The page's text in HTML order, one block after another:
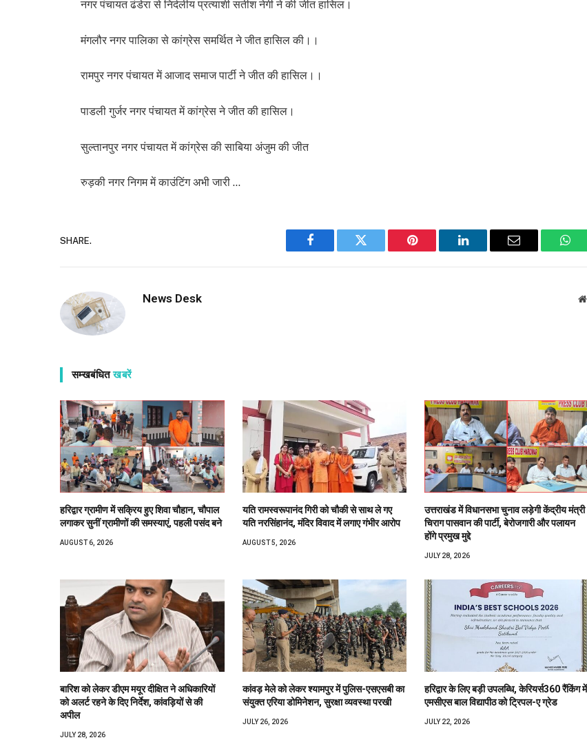
नगर पंचायत ढंडेरा से निर्दलीय प्रत्याशी सतीश नेगी ने की जीत हासिल।
मंगलौर नगर पालिका से कांग्रेस समर्थित ने जीत हासिल की।।
रामपुर नगर पंचायत में आजाद समाज पार्टी ने जीत की हासिल।।
पाडली गुर्जर नगर पंचायत में कांग्रेस ने जीत की हासिल।
सुल्तानपुर नगर पंचायत में कांग्रेस की साबिया अंजुम की जीत
रुड़की नगर निगम में काउंटिंग अभी जारी …
SHARE.
Facebook Twitter Pinterest LinkedIn Email
News Desk
सम्खबंधितखबरें
हरिद्वार ग्रामीण में सक्रिय हुए शिवा चौहान, चौपाल
लगाकर सुनीं ग्रामीणों की समस्याएं, पहली पसंद बने
AUGUST 6, 2026
यति रामस्वरूपानंद गिरी को चौकी से साथ ले गए
यति नरसिंहानंद, मंदिर विवाद में लगाए गंभीर आरोप
AUGUST 5, 2026
उत्तराखंड में विधानसभा चुनाव लड़ेगी केंद्रीय मंत्री
चिराग पासवान की पार्टी, बेरोजगारी और पलायन
होंगे प्रमुख मुद्दे
JULY 28, 2026
बारिश को लेकर डीएम मयूर दीक्षित ने अधिकारियों
को अलर्ट रहने के दिए निर्देश, कांवड़ियों से की
अपील
JULY 28, 2026
कांवड़ मेले को लेकर श्यामपुर में पुलिस-एसएसबी का
संयुक्त एरिया डोमिनेशन, सुरक्षा व्यवस्था परखी
JULY 26, 2026
हरिद्वार के लिए बड़ी उपलब्धि, केरियर्स360 रैंकिंग में
एमसीएस बाल विद्यापीठ को ट्रिपल-ए ग्रेड
JULY 22, 2026